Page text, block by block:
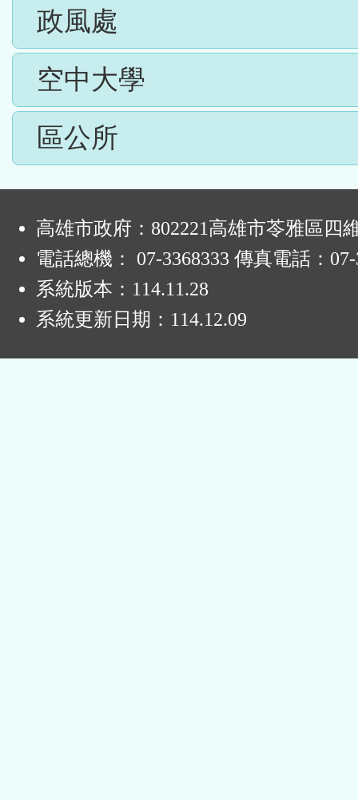
政風處
空中大學
區公所
高雄市政府：802221高雄市苓雅區四
電話總機： 07-3368333 傳真電話：07-
系統版本： 114.11.28
系統更新日期： 114.12.09